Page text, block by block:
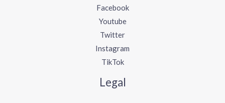
Facebook
Youtube
Twitter
Instagram
TikTok
Legal